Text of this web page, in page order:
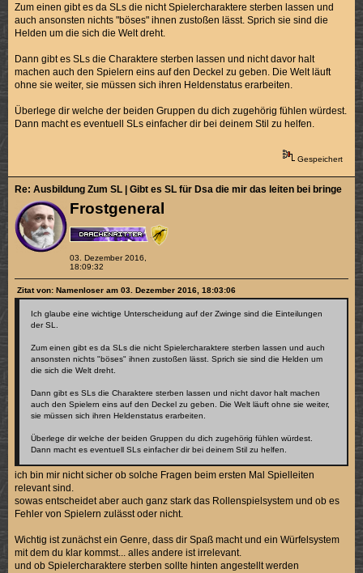
Zum einen gibt es da SLs die nicht Spielercharaktere sterben lassen und
auch ansonsten nichts "böses" ihnen zustoßen lässt. Sprich sie sind die
Helden um die sich die Welt dreht.
Dann gibt es SLs die Charaktere sterben lassen und nicht davor halt
machen auch den Spielern eins auf den Deckel zu geben. Die Welt läuft
ohne sie weiter, sie müssen sich ihren Heldenstatus erarbeiten.
Überlege dir welche der beiden Gruppen du dich zugehörig fühlen würdest.
Dann macht es eventuell SLs einfacher dir bei deinem Stil zu helfen.
Gespeichert
Frostgeneral
03. Dezember 2016,
18:09:32
Re: Ausbildung Zum SL | Gibt es SL für Dsa die mir das leiten bei bringen
Zitat von: Namenloser am 03. Dezember 2016, 18:03:06
Ich glaube eine wichtige Unterscheidung auf der Zwinge sind die Einteilungen
der SL.
Zum einen gibt es da SLs die nicht Spielercharaktere sterben lassen und auch
ansonsten nichts "böses" ihnen zustoßen lässt. Sprich sie sind die Helden um
die sich die Welt dreht.
Dann gibt es SLs die Charaktere sterben lassen und nicht davor halt machen
auch den Spielern eins auf den Deckel zu geben. Die Welt läuft ohne sie weiter,
sie müssen sich ihren Heldenstatus erarbeiten.
Überlege dir welche der beiden Gruppen du dich zugehörig fühlen würdest.
Dann macht es eventuell SLs einfacher dir bei deinem Stil zu helfen.
ich bin mir nicht sicher ob solche Fragen beim ersten Mal Spielleiten
relevant sind.
sowas entscheidet aber auch ganz stark das Rollenspielsystem und ob es
Fehler von Spielern zulässt oder nicht.
Wichtig ist zunächst ein Genre, dass dir Spaß macht und ein Würfelsystem
mit dem du klar kommst... alles andere ist irrelevant.
und ob Spielercharaktere sterben sollte hinten angestellt werden